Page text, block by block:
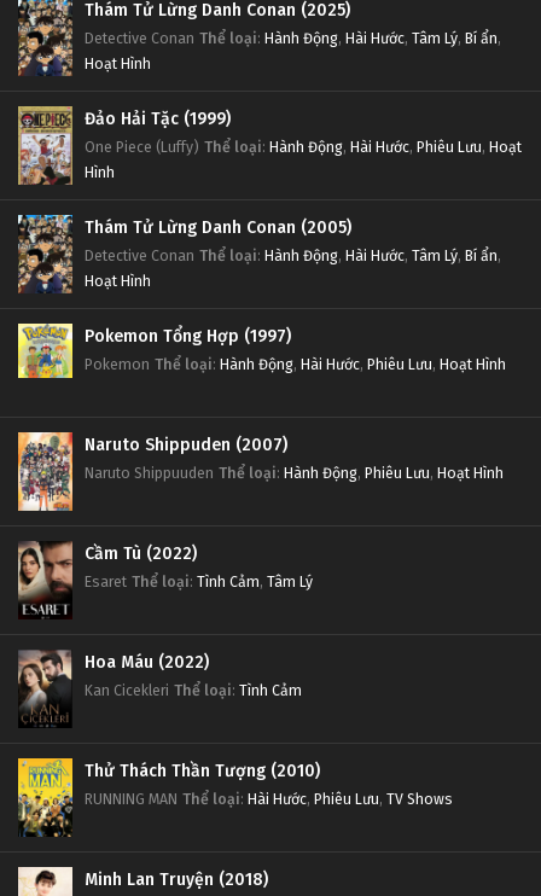
Thám Tử Lừng Danh Conan (2025)
Detective Conan Thể loại: Hành Động, Hài Hước, Tâm Lý, Bí ẩn,
Hoạt Hình
Đảo Hải Tặc (1999)
One Piece (Luffy) Thể loại: Hành Động, Hài Hước, Phiêu Lưu, Hoạt
Hình
Thám Tử Lừng Danh Conan (2005)
Detective Conan Thể loại: Hành Động, Hài Hước, Tâm Lý, Bí ẩn,
Hoạt Hình
Pokemon Tổng Hợp (1997)
Pokemon Thể loại: Hành Động, Hài Hước, Phiêu Lưu, Hoạt Hình
Naruto Shippuden (2007)
Naruto Shippuuden Thể loại: Hành Động, Phiêu Lưu, Hoạt Hình
Cầm Tù (2022)
Esaret Thể loại: Tình Cảm, Tâm Lý
Hoa Máu (2022)
Kan Cicekleri Thể loại: Tình Cảm
Thử Thách Thần Tượng (2010)
RUNNING MAN Thể loại: Hài Hước, Phiêu Lưu, TV Shows
Minh Lan Truyện (2018)